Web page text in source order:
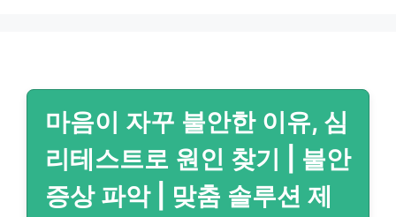
마음이 자꾸 불안한 이유, 심
리테스트로 원인 찾기 | 불안
증상 파악 | 맞춤 솔루션 제